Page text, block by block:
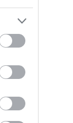
kapnak,
termálfürdők,
minőségi
adom
hogy ne így
Spabook-ot a